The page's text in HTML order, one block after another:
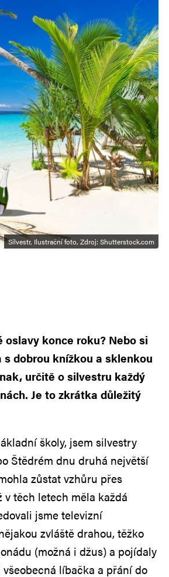
Silvestr, Ilustrační foto, Zdroj: Shutterstock.com
konce roku? Nebo si
dobrou knížkou a sklenkou
určitě o silvestru každý
Je to zkrátka důležitý
školy, jsem silvestry
Štědrém dnu druhá největší
zůstat vzhůru přes
těch letech měla každá
jsme televizní
zvláště drahou, těžko
(možná i džus) a pojídaly
líbačka a přání do